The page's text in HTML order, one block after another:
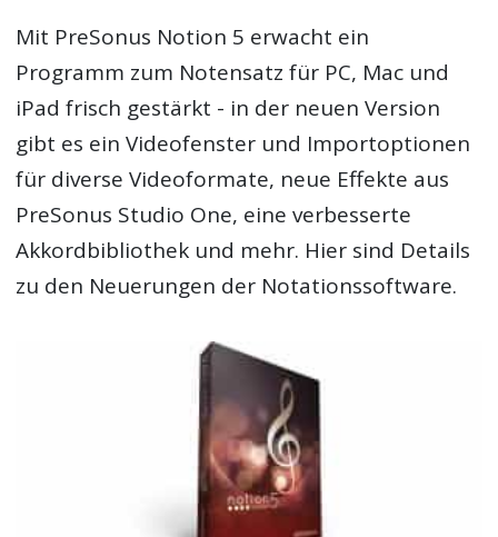
Mit PreSonus Notion 5 erwacht ein
Programm zum Notensatz für PC, Mac und
iPad frisch gestärkt - in der neuen Version
gibt es ein Videofenster und Importoptionen
für diverse Videoformate, neue Effekte aus
PreSonus Studio One, eine verbesserte
Akkordbibliothek und mehr. Hier sind Details
zu den Neuerungen der Notationssoftware.